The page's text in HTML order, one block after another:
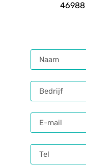
46988